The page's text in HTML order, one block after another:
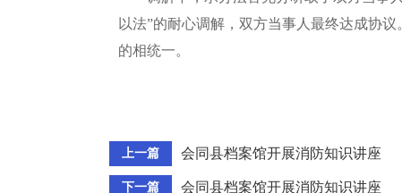
以法”的耐心调解，双方当事人最终达成协
的相统一。
上一篇 会同县档案馆开展消防知识讲座
下一篇 会同县档案馆开展消防知识讲座